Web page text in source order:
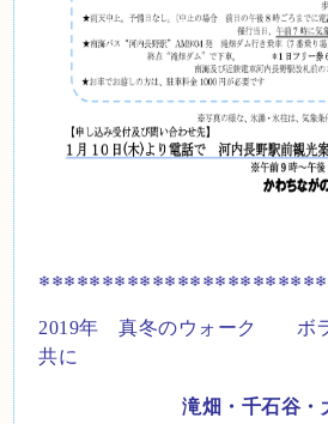
2019年 真冬のウォーク ボラ
共に
滝畑・千石谷・